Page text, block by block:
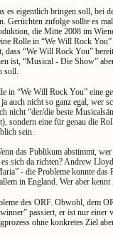
es eigentlich bringen soll, bei
Gerüchten zufolge sollte es
die Mitte 2008 im
Rolle in “We Will Rock
dass “We Will Rock You”
ist, “Musical - Die Show”
soll.
in “We Will Rock You” eine
auch nicht so ganz egal, wer
nicht “der/die beste
sondern eine für genau die
sein.
das Publikum abstimmt,
sich da richten? Andrew
- die Probleme konnte
in England. Wer aber
des ORF. Obwohl, dem
passiert, er ist nur
ohne konkretes Ziel